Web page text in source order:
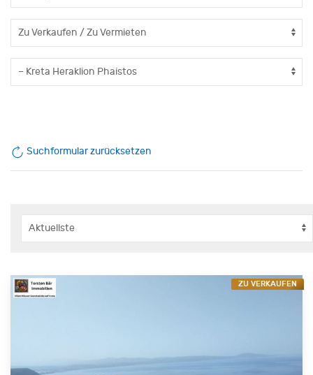
Suchformular zurücksetzen
ZU VERKAUFEN